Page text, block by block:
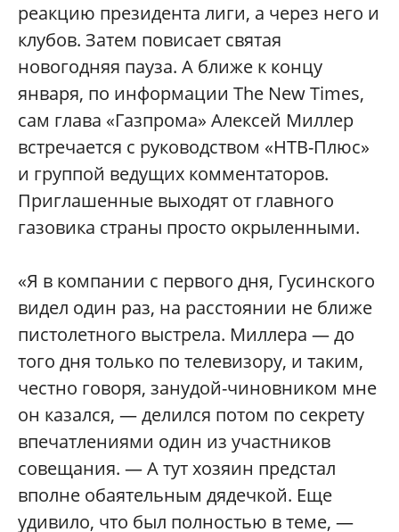
реакцию президента лиги, а через него и
клубов. Затем повисает святая
новогодняя пауза. А ближе к концу
января, по информации The New Times,
сам глава «Газпрома» Алексей Миллер
встречается с руководством «НТВ-Плюс»
и группой ведущих комментаторов.
Приглашенные выходят от главного
газовика страны просто окрыленными.
«Я в компании с первого дня, Гусинского
видел один раз, на расстоянии не ближе
пистолетного выстрела. Миллера — до
того дня только по телевизору, и таким,
честно говоря, занудой-чиновником мне
он казался, — делился потом по секрету
впечатлениями один из участников
совещания. — А тут хозяин предстал
вполне обаятельным дядечкой. Еще
удивило, что был полностью в теме, —